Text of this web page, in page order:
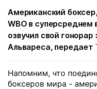
Американский
WBO в
озвучил свой
Альвареса, передает
Напомним, что
боксеров мира -